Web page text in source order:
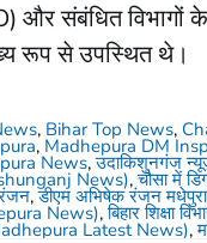
और संबंधित विभागों
रूप से उपस्थित थे।
, Bihar Top News,
, Madhepura DM
News,उदाकिशुनगंज
News),चौसा में
,डीएम अभिषेक रंजन
News),बिहार शिक्षा
Latest News),